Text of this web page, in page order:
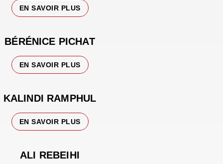
EN SAVOIR PLUS
BÉRÉNICE PICHAT
EN SAVOIR PLUS
KALINDI RAMPHUL
EN SAVOIR PLUS
ALI REBEIHI